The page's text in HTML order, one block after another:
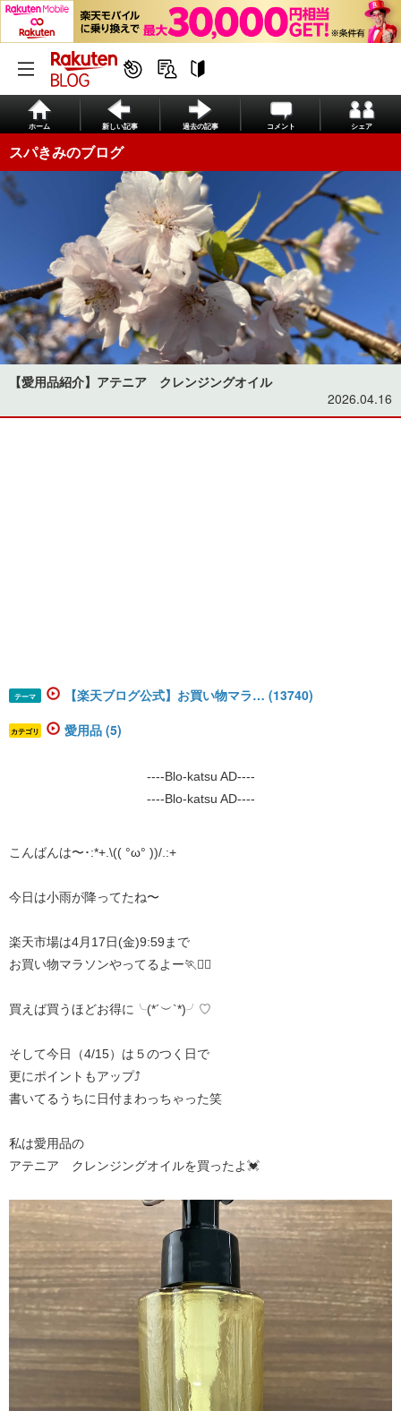
ホーム 新しい記事 過去の記事 コメント シェア
スパきみのブログ
【愛用品紹介】アテニア クレンジングオイル
2026.04.16
テーマ 【楽天ブログ公式】お買い物マラ… (13740)
カテゴリ 愛用品 (5)
----Blo-katsu AD----
----Blo-katsu AD----
こんばんは〜･:*+.\(( °ω° ))/.:+
今日は小雨が降ってたね〜
楽天市場は4月17日(金)9:59まで
お買い物マラソンやってるよー🏃🏃‍♀️
買えば買うほどお得に╰(*´︶`*)╯♡
そして今日（4/15）は５のつく日で
更にポイントもアップ⤴️
書いてるうちに日付まわっちゃった笑
私は愛用品の
アテニア クレンジングオイルを買ったよ💓